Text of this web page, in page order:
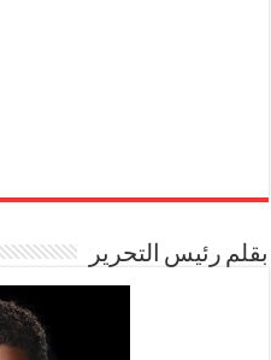
بقلم رئيس التحرير